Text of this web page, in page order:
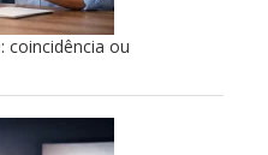
coincidência ou